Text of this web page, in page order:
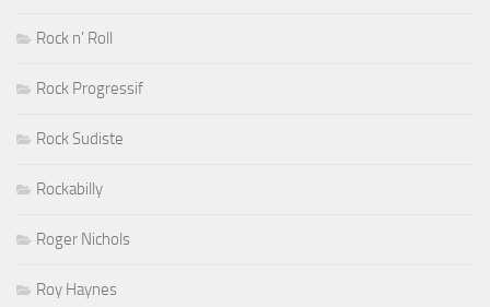
Rock n' Roll
Rock Progressif
Rock Sudiste
Rockabilly
Roger Nichols
Roy Haynes